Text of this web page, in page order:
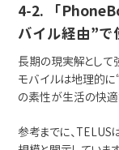
4-2. 「
バイル経由”で
長期の現実解として
モバイルは地理的に
の素性が生活の快適
参考までに、